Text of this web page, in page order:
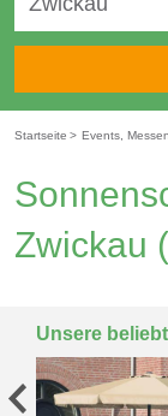
Startseite > Events,
Zwickau
Unsere